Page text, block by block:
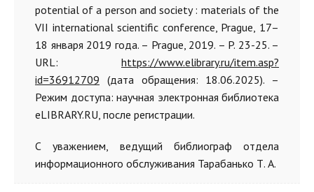
potential of a person and society : materials of the
VII international scientific conference, Prague, 17–
18 января 2019 года. – Prague, 2019. – P. 23-25. –
URL: https://www.elibrary.ru/item.asp?
id=36912709 (дата обращения: 18.06.2025). –
Режим доступа: научная электронная библиотека
eLIBRARY.RU, после регистрации.
С уважением, ведущий библиограф отдела
информационного обслуживания Тарабанько Т. А.